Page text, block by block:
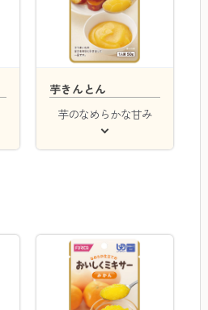
芋きんとん
芋のなめらかな甘み